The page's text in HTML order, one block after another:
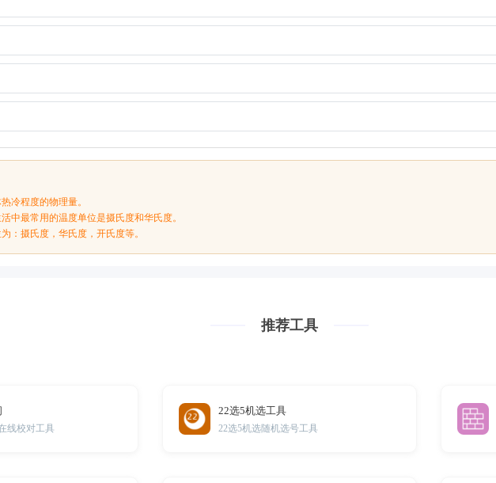
冷程度的物理量。
中最常用的温度单位是摄氏度和华氏度。
：摄氏度，华氏度，开氏度等。
推荐工具
线校对工具
22选5机选工具
22选5机选随机选号工具